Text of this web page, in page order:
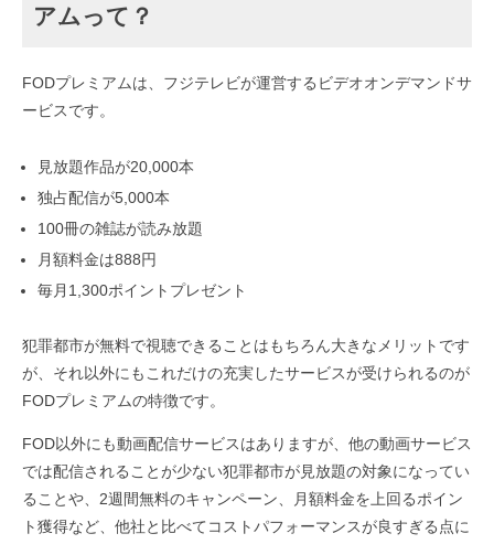
アムって？
FODプレミアムは、フジテレビが運営するビデオオンデマンドサ
ービスです。
見放題作品が20,000本
独占配信が5,000本
100冊の雑誌が読み放題
月額料金は888円
毎月1,300ポイントプレゼント
犯罪都市が無料で視聴できることはもちろん大きなメリットです
が、それ以外にもこれだけの充実したサービスが受けられるのが
FODプレミアムの特徴です。
FOD以外にも動画配信サービスはありますが、他の動画サービス
では配信されることが少ない犯罪都市が見放題の対象になってい
ることや、2週間無料のキャンペーン、月額料金を上回るポイン
ト獲得など、他社と比べてコストパフォーマンスが良すぎる点に